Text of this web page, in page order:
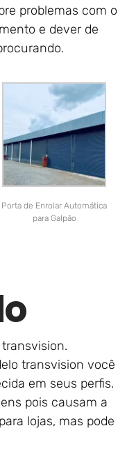
problemas com o
e dever de
Porta de Enrolar Automática
para Galpão
transvision você
em seus perfis.
pois causam a
lojas, mas pode